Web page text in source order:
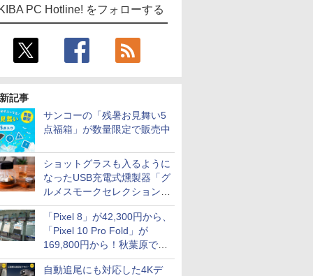
PC Hotline! をフォローする
記事
サンコーの「残暑お見舞い5
点福箱」が数量限定で販売中
ショットグラスも入るように
なったUSB充電式燻製器「グ
ルメスモークセレクション
2」がサンコーから
「Pixel 8」が42,300円から、
「Pixel 10 Pro Fold」が
169,800円から！秋葉原で中
古のPixelシリーズがお買い得
自動追尾にも対応した4Kデ